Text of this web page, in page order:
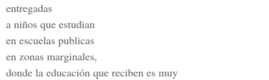
entregadas
a niños que estudian
en escuelas publicas
en zonas marginales,
donde la educación que reciben es muy